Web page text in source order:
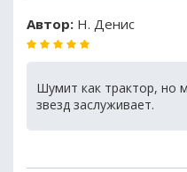
Автор: Н. Денис
Шумит как трактор, но
звезд заслуживает.